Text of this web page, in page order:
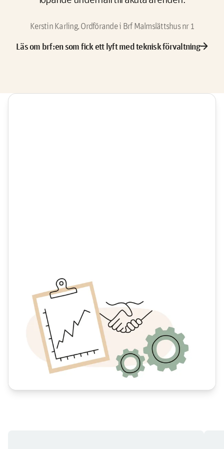
Kerstin Karling, Ordförande i Brf Malmslättshus nr 1
Läs om brf:en som fick ett lyft med teknisk förvaltningarrow_forward
Är du intresserad av fastighetsförvaltning för din
bostadsrättsförening?
Fyll i intresseförfrågan så kontaktar vi dig!
Intresseförfrågan